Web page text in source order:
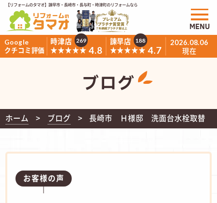
【リフォームのタマオ】諫早市・長崎市・長与町・時津町のリフォームなら
Google
クチコミ評価
時津店
★★★★★ 4.8
269
諫早店
★★★★★ 4.7
188 2026.08.06
現在
MENU
ブログ
ホーム ブログ 長崎市 Ｈ様邸 洗面台水栓取替
お客様の声